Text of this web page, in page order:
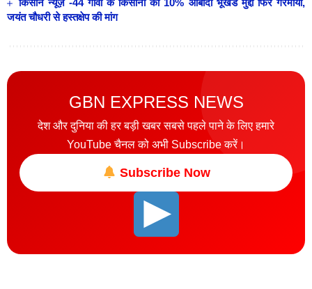
जयंत चौधरी से हस्तक्षेप की मांग
GBN EXPRESS NEWS
देश और दुनिया की हर बड़ी खबर सबसे पहले पाने के लिए हमारे
YouTube चैनल को अभी Subscribe करें।
Subscribe Now